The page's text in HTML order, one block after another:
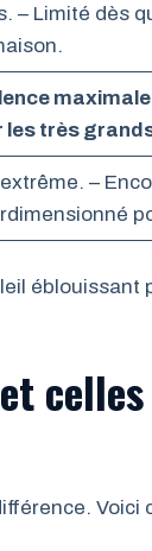
– Limité dès
les très
–
éblouissant
Voici